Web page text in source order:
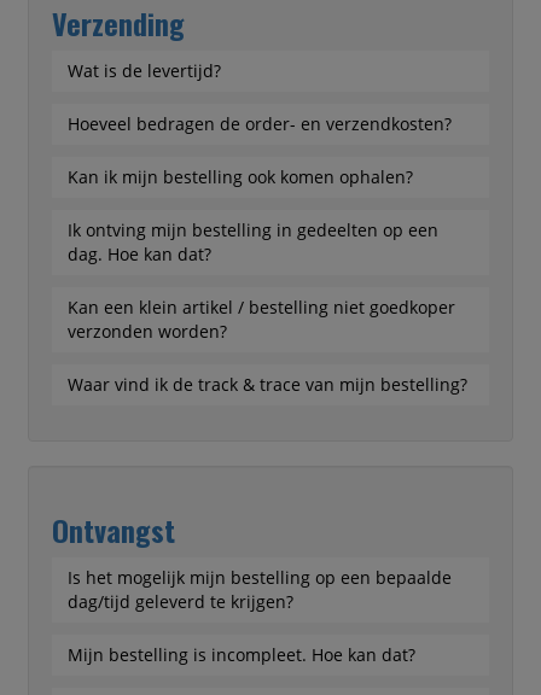
Verzending
Wat is de levertijd?
Hoeveel bedragen de order- en verzendkosten?
Kan ik mijn bestelling ook komen ophalen?
Ik ontving mijn bestelling in gedeelten op een
dag. Hoe kan dat?
Kan een klein artikel / bestelling niet goedkoper
verzonden worden?
Waar vind ik de track & trace van mijn bestelling?
Ontvangst
Is het mogelijk mijn bestelling op een bepaalde
dag/tijd geleverd te krijgen?
Mijn bestelling is incompleet. Hoe kan dat?